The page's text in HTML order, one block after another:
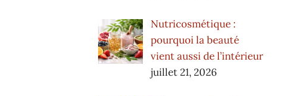
Nutricosmétique :
pourquoi la beauté
vient aussi de l’intérieur
juillet 21, 2026